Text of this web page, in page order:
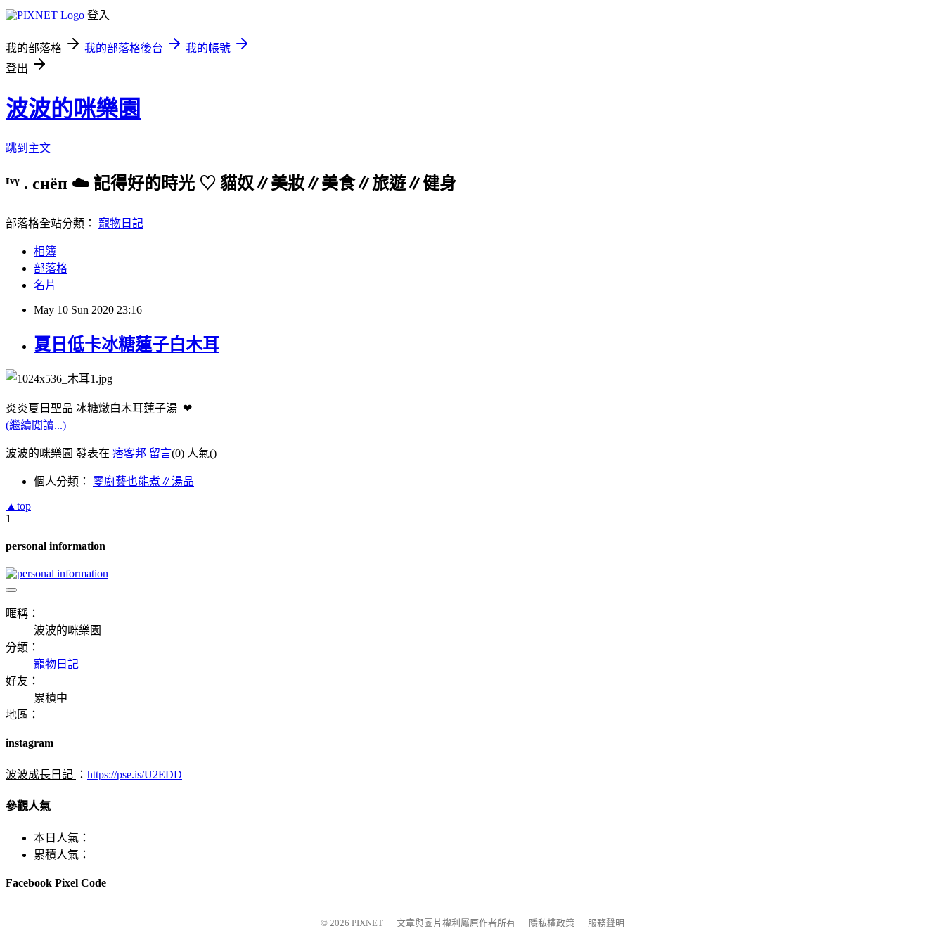
登入
我的部落格 我的部落格後台
我的帳號
登出
波波的咪樂園
跳到主文
ᴵᵛᵞ . cнёп ☁️ 記得好的時光 ♡ 貓奴∥美妝∥美食∥旅遊∥健身
部落格全站分類： 寵物日記
相簿
部落格
名片
May 10 Sun 2020 23:16
夏日低卡冰糖蓮子白木耳
炎炎夏日聖品 冰糖燉白木耳蓮子湯 ❤︎
(繼續閱讀...)
波波的咪樂園 發表在 痞客邦 留言(0) 人氣()
個人分類： 零廚藝也能煮∥湯品
▲top
1
personal information
暱稱：
波波的咪樂園
分類：
寵物日記
好友：
累積中
地區：
instagram
波波成長日記 ： https://pse.is/U2EDD
參觀人氣
本日人氣：
累積人氣：
Facebook Pixel Code
© 2026 PIXNET 文章與圖片權利屬原作者所有 隱私權政策 服務聲明